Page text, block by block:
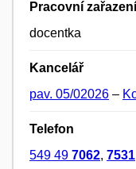
Pracovní zařazení
docentka
Kancelář
pav. 05/02026 –
Telefon
549 49 7062, 7531